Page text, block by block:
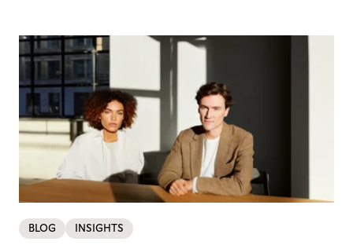
BLOG INSIGHTS